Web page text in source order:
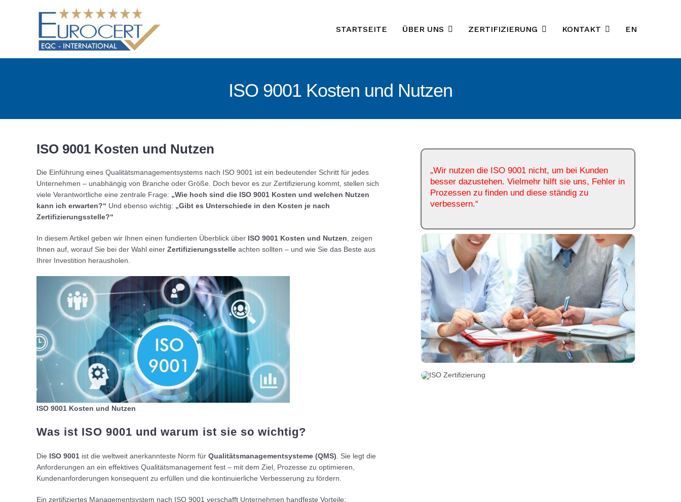
STARTSEITE ÜBER UNS ZERTIFIZIERUNG KONTAKT EN
ISO 9001 Kosten und Nutzen
ISO 9001 Kosten und Nutzen
Die Einführung eines Qualitätsmanagementsystems nach ISO 9001 ist ein bedeutender Schritt für jedes
Unternehmen – unabhängig von Branche oder Größe. Doch bevor es zur Zertifizierung kommt, stellen sich
viele Verantwortliche eine zentrale Frage: „Wie hoch sind die ISO 9001 Kosten und welchen Nutzen
kann ich erwarten?“ Und ebenso wichtig: „Gibt es Unterschiede in den Kosten je nach
Zertifizierungsstelle?“
In diesem Artikel geben wir Ihnen einen fundierten Überblick über ISO 9001 Kosten und Nutzen , zeigen
Ihnen auf, worauf Sie bei der Wahl einer Zertifizierungsstelle achten sollten – und wie Sie das Beste aus
Ihrer Investition herausholen.
ISO 9001 Kosten und Nutzen
Was ist ISO 9001 und warum ist sie so wichtig?
Die ISO 9001 ist die weltweit anerkannteste Norm für Qualitätsmanagementsysteme (QMS) . Sie legt die
Anforderungen an ein effektives Qualitätsmanagement fest – mit dem Ziel, Prozesse zu optimieren,
Kundenanforderungen konsequent zu erfüllen und die kontinuierliche Verbesserung zu fördern.
Ein zertifiziertes Managementsystem nach ISO 9001 verschafft Unternehmen handfeste Vorteile:
„Wir nutzen die ISO 9001 nicht, um bei Kunden
besser dazustehen. Vielmehr hilft sie uns, Fehler in
Prozessen zu finden und diese ständig zu
verbessern.“